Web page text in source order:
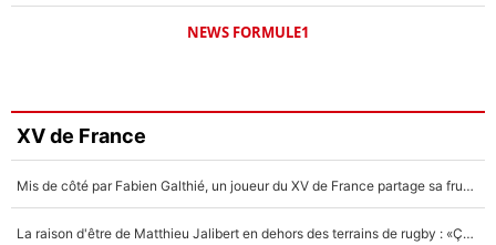
NEWS FORMULE1
XV de France
Mis de côté par Fabien Galthié, un joueur du XV de France partage sa frustration : «ils ne me l’ont pas dit tout de suite»
La raison d'être de Matthieu Jalibert en dehors des terrains de rugby : «Ça m'atteint autant que si tu touches à un membre de ma famille»